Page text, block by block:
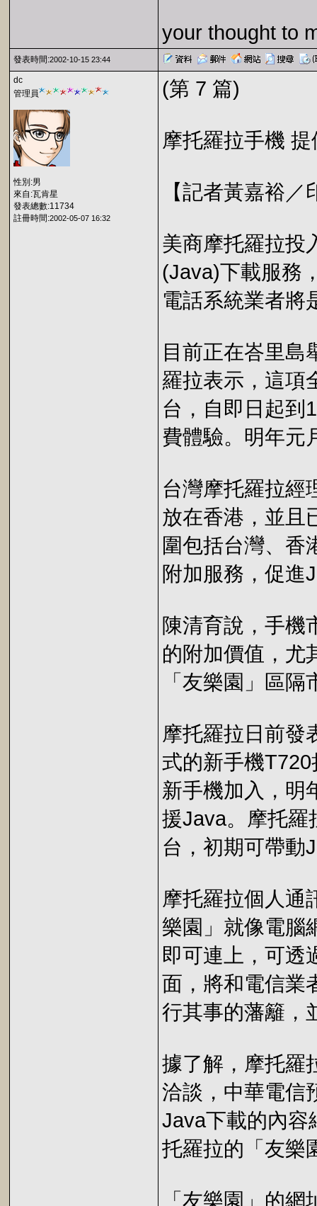
your thought to
發表時間:2002-10-15 23:44
dc
管理員
性別:男
來自:瓦肯星
發表總數:11734
註冊時間:2002-05-07 16:32
(第 7 篇)
摩托羅拉手機
【記者黃嘉裕
美商摩托羅拉投
(Java)下載服務
電話系統業者將
目前正在峇里島
羅拉表示，這項
台，自即日起到
費體驗。明年元
台灣摩托羅拉經
放在香港，並且
圍包括台灣、香
附加服務，促進
陳清育說，手機
的附加價值，尤
「友樂園」區
摩托羅拉日前發
式的新手機
新手機加入，明
援Java。摩托羅
台，初期可帶動
摩托羅拉個人通
樂園」就像電腦
即可連上，可透
面，將和電信業
行其事的藩籬，
據了解，摩托羅
洽談，中華電信
Java下載的內容
托羅拉的「友樂
「友樂園」的